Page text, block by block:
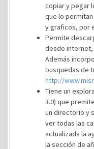
copiar y pegar
que lo
y graficos, por
Permite
desde internet,
Además
busquedas de
http://
Tiene un
3.0) que
un directorio y
ver todas las
actualizada la
la sección de